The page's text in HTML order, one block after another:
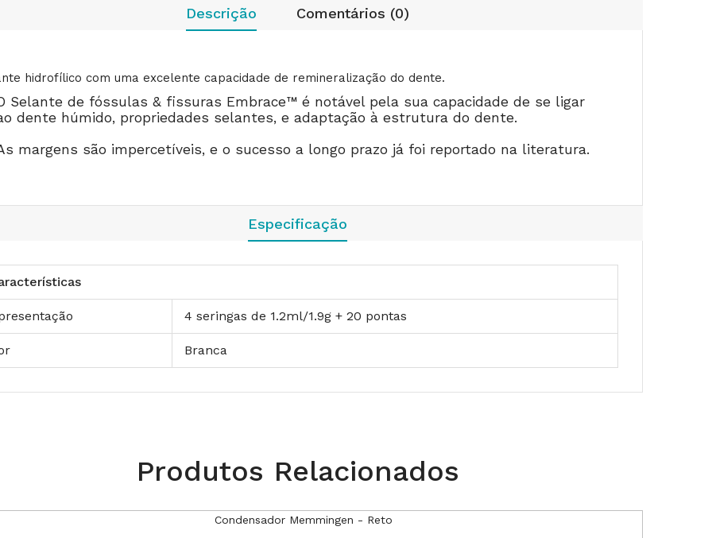
Descrição Comentários (0)
hidrofílico com uma excelente capacidade de remineralização do dente.
Selante de fóssulas & fissuras Embrace™ é notável pela sua capacidade de se ligar
dente húmido, propriedades selantes, e adaptação à estrutura do dente.
margens são impercetíveis, e o sucesso a longo prazo já foi reportado na literatura.
Especificação
4 seringas de 1.2ml/1.9g + 20 pontas
Branca
Produtos Relacionados